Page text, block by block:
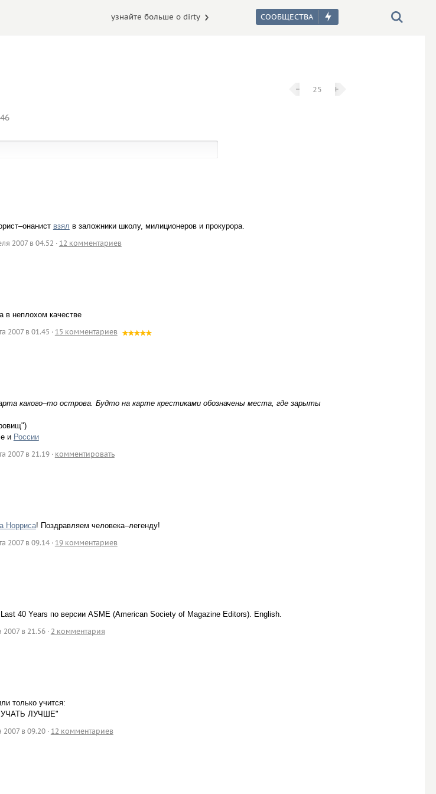
узнайте больше о dirty
− 25 +
46
взял в заложники школу, милиционеров и прокурора.
2007 в 04.52 · 12 комментариев
неплохом качестве
2007 в 01.45 · 15 комментариев
какого–то острова. Будто на карте крестиками обозначены места, где зарыты
и России
2007 в 21.19· комментировать
Норриса! Поздравляем человека–легенду!
2007 в 09.14· 19 комментариев
40 Years по версии ASME (American Society of Magazine Editors). English.
2007 в 21.56· 2 комментария
только учится:
ЛУЧШЕ"
2007 в 09.20· 12 комментариев